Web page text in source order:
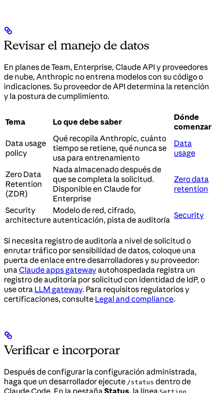
Revisar el manejo de datos
En planes de Team, Enterprise, Claude API y proveedores
de nube, Anthropic no entrena modelos con su código o
indicaciones. Su proveedor de API determina la retención
y la postura de cumplimiento.
Tema Lo que debe saber
Dónde
comenzar
Data usage
policy
Qué recopila Anthropic, cuánto
tiempo se retiene, qué nunca se
usa para entrenamiento
Data
usage
Zero Data
Retention
(ZDR)
Nada almacenado después de
que se completa la solicitud.
Disponible en Claude for
Enterprise
Zero data
retention
Security
architecture
Modelo de red, cifrado,
autenticación, pista de auditoría Security
Si necesita registro de auditoría a nivel de solicitud o
enrutar tráfico por sensibilidad de datos, coloque una
puerta de enlace entre desarrolladores y su proveedor:
unaClaude apps gatewayautohospedada registra un
registro de auditoría por solicitud con identidad de IdP, o
use otra LLM gateway. Para requisitos regulatorios y
certificaciones, consulte Legal and compliance.
Verificar e incorporar
Después de configurar la configuración administrada,
haga que un desarrollador ejecute /status dentro de